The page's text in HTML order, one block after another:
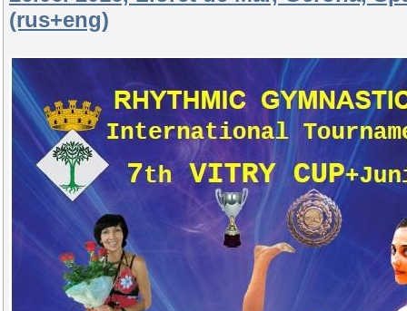
(rus+eng)